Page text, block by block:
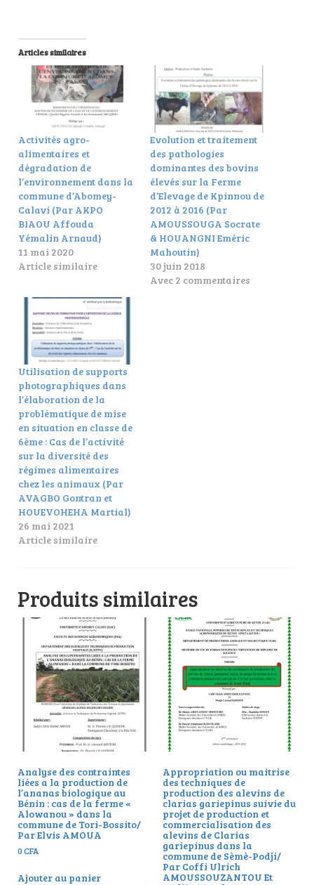
Articles similaires
Activités agro-
alimentaires et
dégradation de
l’environnement dans la
commune d’Abomey-
Calavi (Par AKPO
BIAOU Affouda
Yémalin Arnaud)
11 mai 2020
Article similaire
Evolution et traitement
des pathologies
dominantes des bovins
élevés sur la Ferme
d’Elevage de Kpinnou de
2012 à 2016 (Par
AMOUSSOUGA Socrate
& HOUANGNI Eméric
Mahoutin)
30 juin 2018
Avec 2 commentaires
Utilisation de supports
photographiques dans
l’élaboration de la
problématique de mise
en situation en classe de
6ème : Cas de l’activité
sur la diversité des
régimes alimentaires
chez les animaux (Par
AVAGBO Gontran et
HOUEVOHEHA Martial)
26 mai 2021
Article similaire
Produits similaires
Analyse des contraintes
liées a la production de
l’ananas biologique au
Bénin : cas de la ferme «
Alowanou » dans la
commune de Tori-Bossito/
Par Elvis AMOUA
0CFA
Ajouter au panier
Appropriation ou maitrise
des techniques de
production des alevins de
clarias gariepinus suivie du
projet de production et
commercialisation des
alevins de Clarias
gariepinus dans la
commune de Sèmè-Podji/
Par Coffi Ulrich
AMOUSSOUZANTOU Et